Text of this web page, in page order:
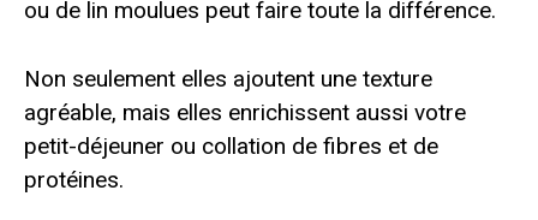
ou de lin moulues peut faire toute la différence.
Non seulement elles ajoutent une texture
agréable, mais elles enrichissent aussi votre
petit-déjeuner ou collation de fibres et de
protéines.